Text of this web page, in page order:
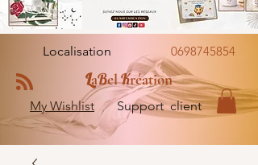
Localisation 0698745854
LaBelKréation
My Wishlist Support client